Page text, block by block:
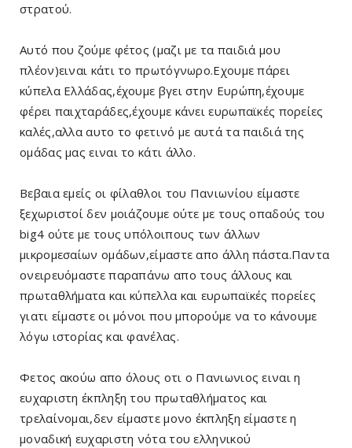
στρατού.
Αυτό που ζούμε φέτος (μαζι με τα παιδιά μου
πλέον)ειναι κάτι το πρωτόγνωρο.Εχουμε πάρει
κύπελα Ελλάδας,έχουμε βγει στην Ευρώπη,έχουμε
φέρει παιχταράδες,έχουμε κάνει ευρωπαϊκές πορείες
καλές,αλλα αυτο το φετινό με αυτά τα παιδιά της
ομάδας μας ειναι το κάτι άλλο.
Βεβαια εμείς οι φίλαθλοι του Πανιωνίου είμαστε
ξεχωριστοί δεν μοιάζουμε ούτε με τους οπαδούς του
big4 ούτε με τους υπόλοιπους των άλλων
μικρομεσαίων ομάδων,είμαστε απο άλλη πάστα.Παντα
ονειρευόμαστε παραπάνω απο τους άλλους και
πρωταθλήματα και κύπελλα και ευρωπαϊκές πορείες
γιατι είμαστε οι μόνοι που μπορούμε να το κάνουμε
λόγω ιστορίας και φανέλας.
Φετος ακούω απο όλους οτι ο Πανιωνιος ειναι η
ευχαριστη έκπληξη του πρωταθλήματος και
τρελαίνομαι,δεν είμαστε μονο έκπληξη είμαστε η
μοναδική ευχαριστη νότα του ελληνικού